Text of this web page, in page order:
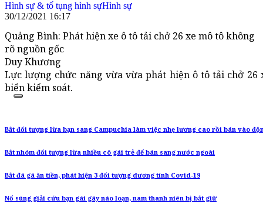
Hình sự & tố tụng hình sựHình sự
30/12/2021 16:17
Quảng Bình: Phát hiện xe ô tô tải chở 26 xe mô tô không
rõ nguồn gốc
Duy Khương
Lực lượng chức năng vừa vừa phát hiện ô tô tải chở 26
biển kiểm soát.
Bắt đối tượng lừa bạn sang Campuchia làm việc nhẹ lương cao rồi bán vào
Bắt nhóm đối tượng lừa nhiều cô gái trẻ để bán sang nước ngoài
Bắt đá gá ăn tiền, phát hiện 3 đối tượng dương tính Covid-19
Nổ súng giải cứu bạn gái gây náo loạn, nam thanh niên bị bắt giữ